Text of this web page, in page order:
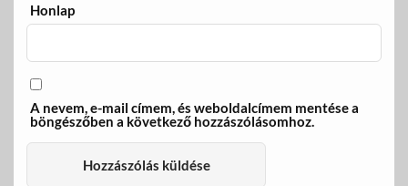
Honlap
A nevem, e-mail címem, és weboldalcímem mentése a
böngészőben a következő hozzászólásomhoz.